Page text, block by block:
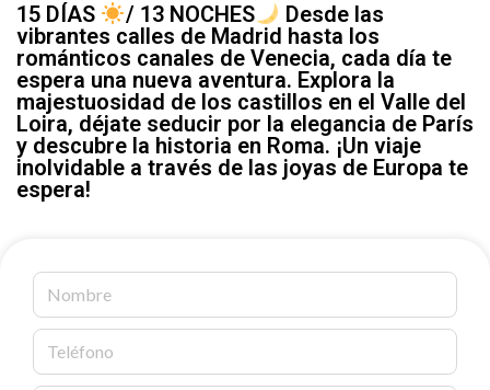
15 DÍAS / 13 NOCHES
Desde las
vibrantes calles de Madrid hasta los
románticos canales de Venecia, cada día te
espera una nueva aventura. Explora la
majestuosidad de los castillos en el Valle del
Loira, déjate seducir por la elegancia de París
y descubre la historia en Roma. ¡Un viaje
inolvidable a través de las joyas de Europa te
espera!